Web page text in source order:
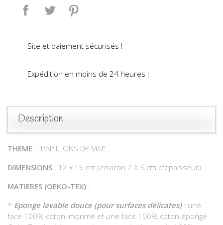
Partager Tweet
Site et paiement sécurisés !
Expédition en moins de 24 heures !
Description
THEME : "PAPILLONS DE MAI"
DIMENSIONS : 12 x 16 cm (environ 2 à 3 cm d'épaisseur)
MATIERES (OEKO-TEX) :
* Eponge lavable douce (pour surfaces délicates): une
face 100% coton imprimé et une face 100% coton éponge